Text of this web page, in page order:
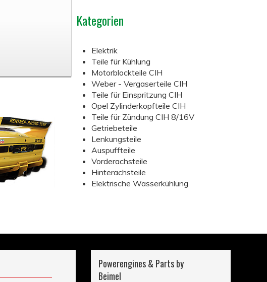
Kategorien
Elektrik
Teile für Kühlung
Motorblockteile CIH
Weber - Vergaserteile CIH
Teile für Einspritzung CIH
Opel Zylinderkopfteile CIH
Teile für Zündung CIH 8/16V
Getriebeteile
Lenkungsteile
Auspuffteile
Vorderachsteile
Hinterachsteile
Elektrische Wasserkühlung
Powerengines & Parts by
Beimel